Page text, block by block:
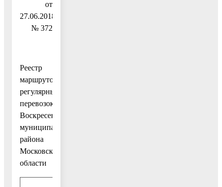
от
27.06.2018
№ 372
Реестр
маршрутов
регулярных
перевозок
Воскресенского
муниципального
района
Московской
области